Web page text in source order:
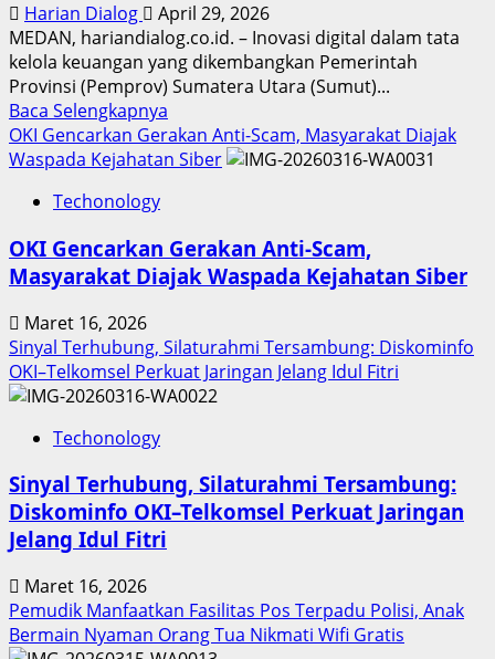
Harian Dialog
April 29, 2026
MEDAN, hariandialog.co.id. – Inovasi digital dalam tata
kelola keuangan yang dikembangkan Pemerintah
Provinsi (Pemprov) Sumatera Utara (Sumut)...
Baca Selengkapnya
more
about
Sumut
Berbuah
Penghargaan
Nasional
OKI Gencarkan Gerakan Anti-Scam, Masyarakat Diajak
Waspada Kejahatan Siber
Techonology
OKI Gencarkan Gerakan Anti-Scam,
Masyarakat Diajak Waspada Kejahatan Siber
Maret 16, 2026
Sinyal Terhubung, Silaturahmi Tersambung: Diskominfo
OKI–Telkomsel Perkuat Jaringan Jelang Idul Fitri
Techonology
Sinyal Terhubung, Silaturahmi Tersambung:
Diskominfo OKI–Telkomsel Perkuat Jaringan
Jelang Idul Fitri
Maret 16, 2026
Pemudik Manfaatkan Fasilitas Pos Terpadu Polisi, Anak
Bermain Nyaman Orang Tua Nikmati Wifi Gratis